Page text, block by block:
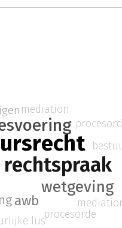
rechtspraak
wetgeving
awb
mediation
procesorde
lus